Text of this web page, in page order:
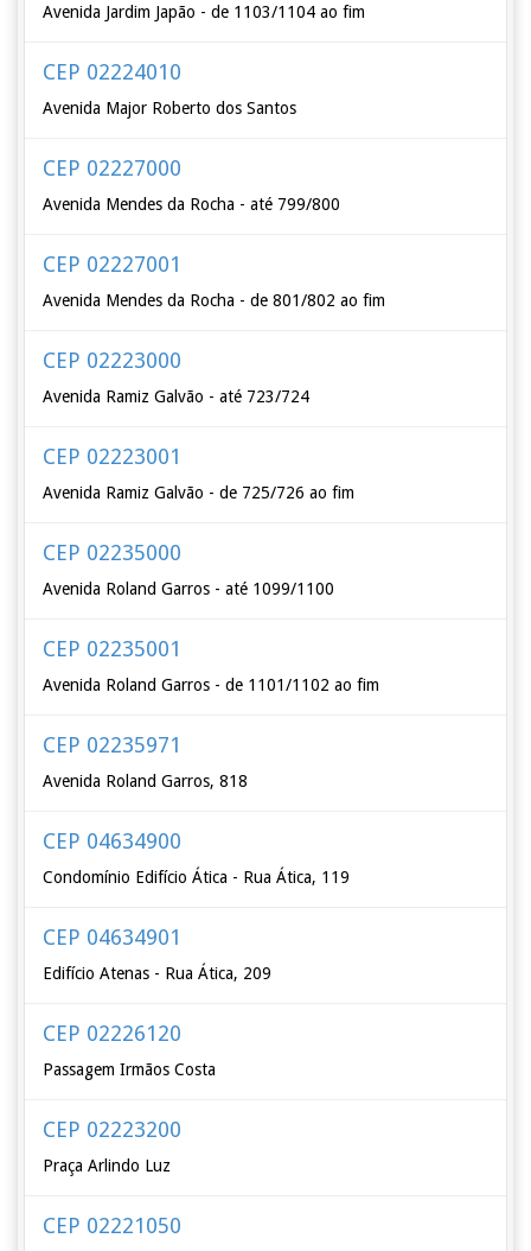
Avenida Jardim Japão - de 1103/1104 ao fim
CEP 02224010
Avenida Major Roberto dos Santos
CEP 02227000
Avenida Mendes da Rocha - até 799/800
CEP 02227001
Avenida Mendes da Rocha - de 801/802 ao fim
CEP 02223000
Avenida Ramiz Galvão - até 723/724
CEP 02223001
Avenida Ramiz Galvão - de 725/726 ao fim
CEP 02235000
Avenida Roland Garros - até 1099/1100
CEP 02235001
Avenida Roland Garros - de 1101/1102 ao fim
CEP 02235971
Avenida Roland Garros, 818
CEP 04634900
Condomínio Edifício Ática - Rua Ática, 119
CEP 04634901
Edifício Atenas - Rua Ática, 209
CEP 02226120
Passagem Irmãos Costa
CEP 02223200
Praça Arlindo Luz
CEP 02221050